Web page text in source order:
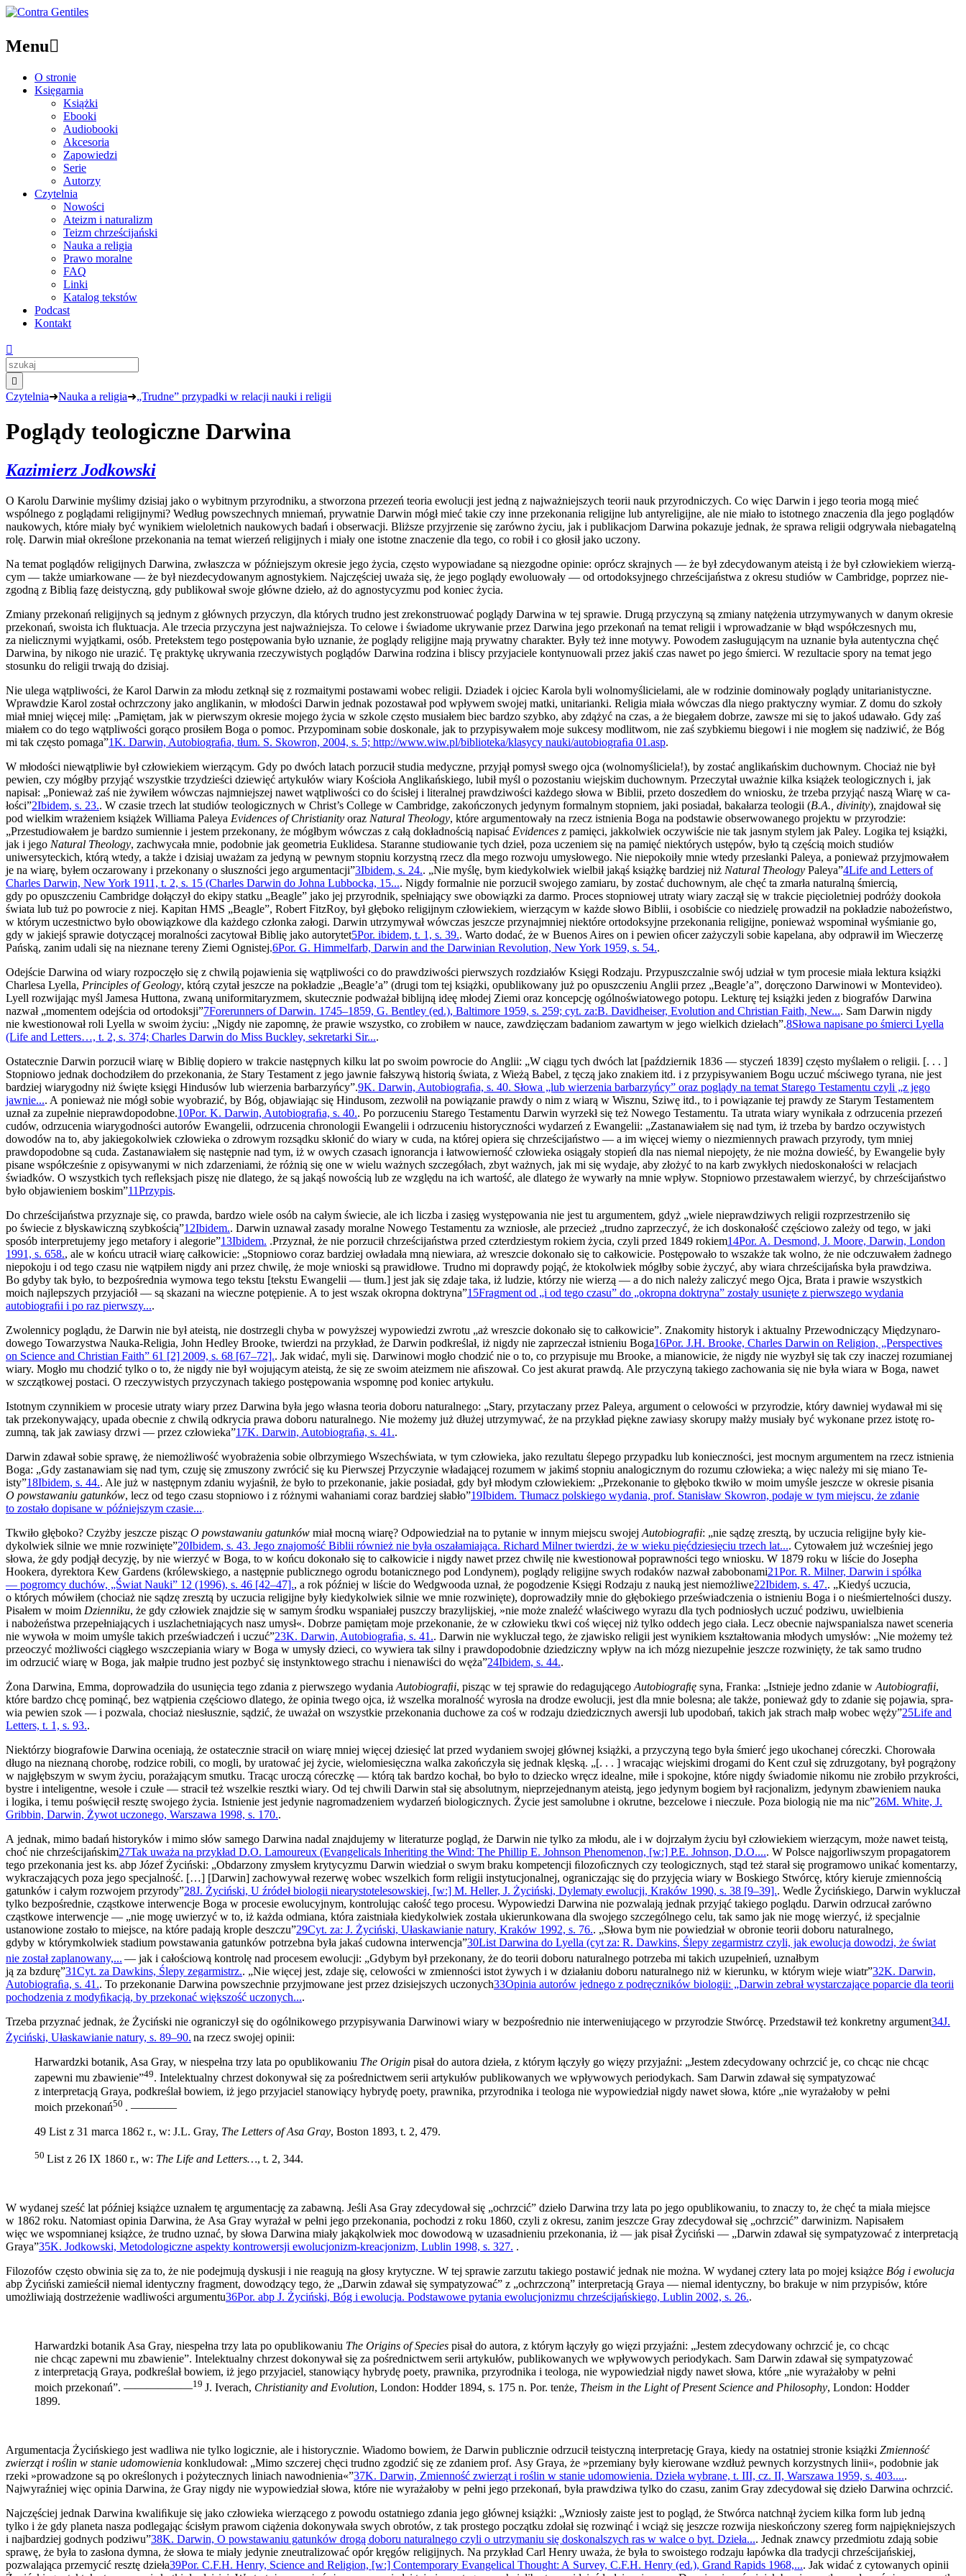
Menu
O stronie
Księgarnia
Książki
Ebooki
Audiobooki
Akcesoria
Zapowiedzi
Serie
Autorzy
Czytelnia
Nowości
Ateizm i naturalizm
Teizm chrześcijański
Nauka a religia
Prawo moralne
FAQ
Linki
Katalog tekstów
Podcast
Kontakt


Czytelnia➜Nauka a religia➜„Trudne” przypadki w relacji nauki i religii
Poglądy teologiczne Darwina
Kazimierz Jodkowski
O Karolu Darwinie myślimy dzisiaj jako o wybitnym przyrodniku, a stworzona przezeń teoria ewolucji jest jedną z najważniejszych teo­rii nauk przyrodniczych. Co więc Darwin i jego teoria mogą mieć
wspólnego z poglądami religijnymi? Według powszechnych mniemań, prywatnie Darwin mógł mieć takie czy inne przekonania religijne lub antyreligijne, ale nie miało to istotnego znaczenia dla jego poglądów
naukowych, które miały być wynikiem wieloletnich naukowych badań i obserwacji. Bliższe przyjrzenie się zarówno życiu, jak i publikacjom Darwina pokazuje jednak, że sprawa religii odgrywała niebagatelną
rolę. Darwin miał określone przekonania na temat wierzeń religijnych i miały one istotne znaczenie dla tego, co robił i co głosił jako uczony.
Na temat poglądów religijnych Darwina, zwłaszcza w późniejszym okresie jego życia, często wypowiadane są niezgodne opinie: oprócz skrajnych — że był zdecydowanym ateistą i że był człowiekiem wierzą­
cym — także umiarkowane — że był niezdecydowanym agnostykiem. Najczęściej uważa się, że jego poglądy ewoluowały — od ortodoksyj­nego chrześcijaństwa z okresu studiów w Cambridge, poprzez nie­
zgodną z Biblią fazę deistyczną, gdy publikował swoje główne dzieło, aż do agnostycyzmu pod koniec życia.
Zmiany przekonań religijnych są jednym z głównych przyczyn, dla których trudno jest zrekonstruować poglądy Darwina w tej sprawie. Drugą przyczyną są zmiany natężenia utrzymywanych w danym okre­sie
przekonań, swoista ich ﬂuktuacja. Ale trzecia przyczyna jest naj­ważniejsza. To celowe i świadome ukrywanie przez Darwina jego przekonań na temat religii i wprowadzanie w błąd współczesnych mu,
za nielicznymi wyjątkami, osób. Pretekstem tego postępowania było uznanie, że poglądy religijne mają prywatny charakter. Były też inne motywy. Powodem zasługującym na uznanie była autentyczna chęć
Darwina, by nikogo nie urazić. Tę praktykę ukrywania rzeczywistych poglądów Darwina rodzina i bliscy przyjaciele kontynuowali przez jakiś czas nawet po jego śmierci. W rezultacie spory na temat jego
stosunku do religii trwają do dzisiaj.
Nie ulega wątpliwości, że Karol Darwin za młodu zetknął się z roz­maitymi postawami wobec religii. Dziadek i ojciec Karola byli wolno­myślicielami, ale w rodzinie dominowały poglądy unitarianistyczne.
Wprawdzie Karol został ochrzczony jako anglikanin, w młodości Dar­win jednak pozostawał pod wpływem swojej matki, unitarianki. Reli­gia miała wówczas dla niego praktyczny wymiar. Z domu do szkoły
miał mniej więcej milę: „Pamiętam, jak w pierwszym okresie mojego życia w szkole często musiałem biec bardzo szybko, aby zdążyć na czas, a że biegałem dobrze, zawsze mi się to jakoś udawało. Gdy zaś
miałem co do tego wątpliwości gorąco prosiłem Boga o pomoc. Przypominam sobie doskonale, jak to przypisywałem moje sukcesy modlitwom, nie zaś szybkiemu biegowi i nie mogłem się nadziwić, że Bóg
mi tak często pomaga”1K. Darwin, Autobiograﬁa, tłum. S. Skowron, 2004, s. 5; http://www.wiw.pl/biblioteka/klasycy nauki/autobiograﬁa 01.asp.
W młodości niewątpliwie był człowiekiem wierzącym. Gdy po dwóch latach porzucił studia medyczne, przyjął pomysł swego ojca (wolnomyśliciela!), by zostać anglikańskim duchownym. Chociaż nie był
pewien, czy mógłby przyjąć wszystkie trzydzieści dziewięć artyku­łów wiary Kościoła Anglikańskiego, lubił myśl o pozostaniu wiejskim duchownym. Przeczytał uważnie kilka książek teologicznych i, jak
napisał: „Ponieważ zaś nie żywiłem wówczas najmniejszej nawet wąt­pliwości co do ścisłej i literalnej prawdziwości każdego słowa w Biblii, przeto doszedłem do wniosku, że trzeba przyjąć naszą Wiarę w ca­
łości”2Ibidem, s. 23.. W czasie trzech lat studiów teologicznych w Christ’s College w Cambridge, zakończonych jedynym formalnym stopniem, jaki po­siadał, bakałarza teologii (B.A., divinity), znajdował się
pod wielkim wrażeniem książek Williama Paleya Evidences of Christianity oraz Na­tural Theology, które argumentowały na rzecz istnienia Boga na pod­stawie obserwowanego projektu w przyrodzie:
„Przestudiowałem je bardzo sumiennie i jestem przekonany, że mógłbym wówczas z całą dokładnością napisać Evidences z pamięci, jakkolwiek oczywiście nie tak jasnym stylem jak Paley. Logika tej książki,
jak i jego Natural Theology, zachwycała mnie, podobnie jak geometria Euklidesa. Sta­ranne studiowanie tych dzieł, poza uczeniem się na pamięć niektórych ustępów, było tą częścią moich studiów
uniwersyteckich, którą wtedy, a także i dzisiaj uważam za jedyną w pewnym stopniu korzystną rzecz dla mego rozwoju umysłowego. Nie niepokoiły mnie wtedy przesłanki Paleya, a ponieważ przyjmowałem
je na wiarę, byłem ocza­rowany i przekonany o słuszności jego argumentacji”3Ibidem, s. 24.. „Nie myślę, bym kiedykolwiek wielbił jakąś książkę bardziej niż Natural Theology Paleya”4Life and Letters of
Charles Darwin, New York 1911, t. 2, s. 15 (Charles Darwin do Johna Lubbocka, 15.... Nigdy formalnie nie porzucił swojego zamiaru, by zostać duchownym, ale chęć ta zmarła naturalną śmiercią,
gdy po opuszcze­niu Cambridge dołączył do ekipy statku „Beagle” jako jej przyrodnik, spełniający swe obowiązki za darmo. Proces stopniowej utraty wiary zaczął się w trakcie pięcioletniej podróży dookoła
świata lub tuż po powrocie z niej. Kapitan HMS „Beagle”, Robert FitzRoy, był głęboko religijnym człowiekiem, wierzącym w każde słowo Biblii, i osobiście co niedzielę prowadził na pokładzie nabożeństwo,
w którym uczestnic­two było obowiązkowe dla każdego członka załogi. Darwin utrzymy­wał wówczas jeszcze przynajmniej niektóre ortodoksyjne przekonania religijne, ponieważ wspominał wyśmianie go,
gdy w jakiejś sprawie dotyczącej moralności zacytował Biblię jako autorytet5Por. ibidem, t. 1, s. 39.. Warto dodać, że w Buenos Aires on i pewien oﬁcer zażyczyli sobie kapelana, aby odprawił im Wieczerzę
Pańską, zanim udali się na nieznane tereny Ziemi Ognistej.6Por. G. Himmelfarb, Darwin and the Darwinian Revolution, New York 1959, s. 54..
Odejście Darwina od wiary rozpoczęło się z chwilą pojawienia się wątpliwości co do prawdziwości pierwszych rozdziałów Księgi Ro­dzaju. Przypuszczalnie swój udział w tym procesie miała lektura książki
Charlesa Lyella, Principles of Geology, którą czytał jeszcze na po­kładzie „Beagle’a” (drugi tom tej książki, opublikowany już po opusz­czeniu Anglii przez „Beagle’a”, doręczono Darwinowi w Montevideo).
Lyell rozwijając myśl Jamesa Huttona, zwaną uniformitaryzmem, sku­tecznie podważał biblijną ideę młodej Ziemi oraz koncepcję ogólno­światowego potopu. Lekturę tej książki jeden z biografów Darwina
nazwał „momentem odejścia od ortodoksji”7Forerunners of Darwin. 1745–1859, G. Bentley (ed.), Baltimore 1959, s. 259; cyt. za:B. Davidheiser, Evolution and Christian Faith, New.... Sam Darwin nigdy
nie kwestionował roli Lyella w swoim życiu: „Nigdy nie zapomnę, że prawie wszystko, co zrobiłem w nauce, zawdzięczam badaniom za­wartym w jego wielkich dziełach”.8Słowa napisane po śmierci Lyella
(Life and Letters…, t. 2, s. 374; Charles Darwin do Miss Buckley, sekretarki Sir....
Ostatecznie Darwin porzucił wiarę w Biblię dopiero w trakcie na­stępnych kilku lat po swoim powrocie do Anglii: „W ciągu tych dwóch lat [październik 1836 — styczeń 1839] często myślałem o religii. [. . . ]
Stopniowo jednak dochodziłem do przekonania, że Stary Testament z jego jawnie fałszywą historią świata, z Wieżą Babel, z tęczą jako znakiem itd. i z przypisywaniem Bogu uczuć mściwego tyrana, nie jest
bardziej wiarygodny niż święte księgi Hindusów lub wierzenia barbarzyńcy”.9K. Darwin, Autobiograﬁa, s. 40. Słowa „lub wierzenia barbarzyńcy” oraz poglądy na temat Starego Testamentu czyli „z jego
jawnie.... A ponieważ nie mógł sobie wyobrazić, by Bóg, obja­wiając się Hindusom, zezwolił na powiązanie prawdy o nim z wiarą w Wisznu, Sziwę itd., to i powiązanie tej prawdy ze Starym Testamen­tem
uznał za zupełnie nieprawdopodobne.10Por. K. Darwin, Autobiograﬁa, s. 40.. Po porzuceniu Starego Testamentu Darwin wyrzekł się też Nowego Testamentu. Ta utrata wiary wynikała z odrzucenia przezeń
cudów, odrzucenia wiarygodno­ści autorów Ewangelii, odrzucenia chronologii Ewangelii i odrzuceniu historyczności wydarzeń z Ewangelii: „Zastanawiałem się nad tym, iż trzeba by bardzo oczywistych
dowodów na to, aby jakiegokolwiek człowieka o zdrowym rozsądku skłonić do wiary w cuda, na której opiera się chrześcijaństwo — a im więcej wiemy o niezmiennych pra­wach przyrody, tym mniej
prawdopodobne są cuda. Zastanawiałem się następnie nad tym, iż w owych czasach ignorancja i łatwowierność człowieka osiągały stopień dla nas niemal niepojęty, że nie można do­wieść, by Ewangelie były
pisane współcześnie z opisywanymi w nich zdarzeniami, że różnią się one w wielu ważnych szczegółach, zbyt ważnych, jak mi się wydaje, aby złożyć to na karb zwykłych niedosko­nałości w relacjach
świadków. O wszystkich tych reﬂeksjach piszę nie dlatego, że są jakąś nowością lub ze względu na ich wartość, ale dla­tego że wywarły na mnie wpływ. Stopniowo przestawałem wierzyć, by chrześcijaństwo
było objawieniem boskim”11Przypis.
Do chrześcijaństwa przyznaje się, co prawda, bardzo wiele osób na całym świecie, ale ich liczba i zasięg występowania nie jest tu ar­gumentem, gdyż „wiele nieprawdziwych religii rozprzestrzeniło się
po świecie z błyskawiczną szybkością”12Ibidem.. Darwin uznawał zasady moralne Nowego Testamentu za wzniosłe, ale przecież „trudno za­przeczyć, że ich doskonałość częściowo zależy od tego, w jaki
sposób interpretujemy jego metafory i alegorie”13Ibidem. .Przyznał, że nie porzucił chrześcijaństwa przed czterdziestym rokiem życia, czyli przed 1849 rokiem14Por. A. Desmond, J. Moore, Darwin, London
1991, s. 658., ale w końcu utracił wiarę całkowicie: „Stopniowo coraz bar­dziej owładała mną niewiara, aż wreszcie dokonało się to całkowicie. Postępowało to wszakże tak wolno, że nie odczuwałem żadnego
nie­pokoju i od tego czasu nie wątpiłem nigdy ani przez chwilę, że moje wnioski są prawidłowe. Trudno mi doprawdy pojąć, że ktokolwiek mógłby sobie życzyć, aby wiara chrześcijańska była prawdziwa.
Bo gdyby tak było, to bezpośrednia wymowa tego tekstu [tekstu Ewan­gelii — tłum.] jest jak się zdaje taka, iż ludzie, którzy nie wierzą — a do nich należy zaliczyć mego Ojca, Brata i prawie wszystkich
moich najlepszych przyjaciół — są skazani na wieczne potępienie. A to jest wszak okropna doktryna”15Fragment od „i od tego czasu” do „okropna doktryna” zostały usunięte z pierwszego wydania
autobiograﬁi i po raz pierwszy....
Zwolennicy poglądu, że Darwin nie był ateistą, nie dostrzegli chyba w powyższej wypowiedzi zwrotu „aż wreszcie dokonało się to całko­wicie”. Znakomity historyk i aktualny Przewodniczący Międzynaro­
dowego Towarzystwa Nauka-Religia, John Hedley Brooke, twierdzi na przykład, że Darwin podkreślał, iż nigdy nie zaprzeczał istnieniu Boga16Por. J.H. Brooke, Charles Darwin on Religion, „Perspectives
on Science and Christian Faith” 61 [2] 2009, s. 68 [67–72].. Jak widać, myli się. Darwinowi mogło chodzić nie o to, co przypisuje mu Brooke, a mianowicie, że nigdy nie wyzbył się tak czy inaczej rozumianej
wiary. Mogło mu chodzić tylko o to, że nigdy nie był wojującym ateistą, że się ze swoim ateizmem nie aﬁszował. Co jest akurat prawdą. Ale przyczyną takiego zachowania się nie była wiara w Boga, nawet
w szczątkowej postaci. O rzeczywistych przyczynach takiego postępowania wspomnę pod koniec artykułu.
Istotnym czynnikiem w procesie utraty wiary przez Darwina była jego własna teoria doboru naturalnego: „Stary, przytaczany przez Pa­leya, argument o celowości w przyrodzie, który dawniej wydawał mi się
tak przekonywający, upada obecnie z chwilą odkrycia prawa do­boru naturalnego. Nie możemy już dłużej utrzymywać, że na przykład piękne zawiasy skorupy małży musiały być wykonane przez istotę ro­
zumną, tak jak zawiasy drzwi — przez człowieka”17K. Darwin, Autobiograﬁa, s. 41..
Darwin zdawał sobie sprawę, że niemożliwość wyobrażenia sobie olbrzymiego Wszechświata, w tym człowieka, jako rezultatu ślepego przypadku lub konieczności, jest mocnym argumentem na rzecz istnie­nia
Boga: „Gdy zastanawiam się nad tym, czuję się zmuszony zwró­cić się ku Pierwszej Przyczynie władającej rozumem w jakimś stopniu analogicznym do rozumu człowieka; a więc należy mi się miano Te­
isty”18Ibidem, s. 44.. Ale już w następnym zdaniu wyjaśnił, że było to przekonanie, jakie posiadał, gdy był młodym człowiekiem: „Przekonanie to głę­boko tkwiło w moim umyśle jeszcze w okresie pisania
O powstawaniu gatunków, lecz od tego czasu stopniowo i z różnymi wahaniami coraz bardziej słabło”19Ibidem. Tłumacz polskiego wydania, prof. Stanisław Skowron, podaje w tym miejscu, że zdanie
to zostało dopisane w późniejszym czasie...
Tkwiło głęboko? Czyżby jeszcze pisząc O powstawaniu gatunków miał mocną wiarę? Odpowiedział na to pytanie w innym miejscu swojej Autobiograﬁi: „nie sądzę zresztą, by uczucia religijne były kie­
dykolwiek silnie we mnie rozwinięte”20Ibidem, s. 43. Jego znajomość Biblii również nie była oszałamiająca. Richard Milner twierdzi, że w wieku pięćdziesięciu trzech lat.... Cytowałem już wcześniej jego
słowa, że gdy podjął decyzję, by nie wierzyć w Boga, to w końcu dokonało się to całkowicie i nigdy nawet przez chwilę nie kwestio­nował poprawności tego wniosku. W 1879 roku w liście do Josepha
Hookera, dyrektora Kew Gardens (królewskiego, a następnie publicz­nego ogrodu botanicznego pod Londynem), poglądy religijne swych rodaków nazwał zabobonami21Por. R. Milner, Darwin i spółka
— pogromcy duchów, „Świat Nauki” 12 (1996), s. 46 [42–47]., a rok później w liście do Wedgwooda uznał, że pogodzenie Księgi Rodzaju z nauką jest niemożliwe22Ibidem, s. 47.. „Kie­dyś uczucia,
o których mówiłem (chociaż nie sądzę zresztą by uczucia religijne były kiedykolwiek silnie we mnie rozwinięte), doprowadziły mnie do głębokiego przeświadczenia o istnieniu Boga i o nieśmiertel­ności duszy.
Pisałem w moim Dzienniku, że gdy człowiek znajdzie się w samym środku wspaniałej puszczy brazylijskiej, »nie może znaleźć właściwego wyrazu dla tych podniosłych uczuć podziwu, uwielbie­nia
i nabożeństwa przepełniających i uszlachetniających nasz umysł«. Dobrze pamiętam moje przekonanie, że w człowieku tkwi coś więcej niż tylko oddech jego ciała. Lecz obecnie najwspanialsza nawet sce­neria
nie wywoła w moim umyśle takich przeświadczeń i uczuć”23K. Darwin, Autobiograﬁa, s. 41.. Darwin nie wykluczał tego, że zjawisko religii jest wynikiem kształ­towania młodych umysłów: „Nie możemy też
przeoczyć możliwości ciągłego wszczepiania wiary w Boga w umysły dzieci, co wywiera tak silny i prawdopodobnie dziedziczny wpływ na ich mózg niezupełnie jeszcze rozwinięty, że tak samo trudno
im odrzucić wiarę w Boga, jak małpie trudno jest pozbyć się instynktowego strachu i nienawiści do węża”24Ibidem, s. 44..
Żona Darwina, Emma, doprowadziła do usunięcia tego zdania z pierwszego wydania Autobiograﬁi, pisząc w tej sprawie do redagują­cego Autobiograﬁę syna, Franka: „Istnieje jedno zdanie w Autobiograﬁi,
które bardzo chcę pominąć, bez wątpienia częściowo dlatego, że opi­nia twego ojca, iż wszelka moralność wyrosła na drodze ewolucji, jest dla mnie bolesna; ale także, ponieważ gdy to zdanie się pojawia, spra­
wia pewien szok — i pozwala, chociaż niesłusznie, sądzić, że uważał on wszystkie przekonania duchowe za coś w rodzaju dziedzicznych awersji lub upodobań, takich jak strach małp wobec węży”25Life and
Letters, t. 1, s. 93..
Niektórzy biografowie Darwina oceniają, że ostatecznie stracił on wiarę mniej więcej dziesięć lat przed wydaniem swojej głównej książki, a przyczyną tego była śmierć jego ukochanej córeczki. Chorowała
długo na nieznaną chorobę, rodzice robili, co mogli, by uratować jej życie, wielomiesięczna walka zakończyła się jednak klęską. „[. . . ] wra­cając wiejskimi drogami do Kent czuł się zdruzgotany, był pogrążony
w najgłębszym w swym życiu, porażającym smutku. Tracąc uroczą córeczkę — którą tak bardzo kochał, bo było to dziecko wręcz idealne, miłe i spokojne, które nigdy świadomie nikomu nie zrobiło przykro­ści,
bystre i inteligentne, wesołe i czułe — stracił też wszelkie resztki wiary. Od tej chwili Darwin stał się absolutnym, nieprzejednanym ateistą, jego jedynym bogiem był racjonalizm, jedynym zbawieniem nauka
i logika, i temu poświęcił resztę swojego życia. Istnienie jest jedynie nagromadzeniem wydarzeń biologicznych. Życie jest samo­lubne i okrutne, bezcelowe i nieczułe. Poza biologią nie ma nic”26M. White, J.
Gribbin, Darwin, Żywot uczonego, Warszawa 1998, s. 170..
A jednak, mimo badań historyków i mimo słów samego Darwina nadal znajdujemy w literaturze pogląd, że Darwin nie tylko za młodu, ale i w dojrzałym życiu był człowiekiem wierzącym, może nawet te­istą,
choć nie chrześcijańskim27Tak uważa na przykład D.O. Lamoureux (Evangelicals Inheriting the Wind: The Phillip E. Johnson Phenomenon, [w:] P.E. Johnson, D.O..... W Polsce najgorliwszym propagato­rem
tego przekonania jest ks. abp Józef Życiński: „Obdarzony zmy­słem krytycyzmu Darwin wiedział o swym braku kompetencji ﬁlo­zoﬁcznych czy teologicznych, stąd też starał się programowo unikać komentarzy,
wykraczających poza jego specjalność. […] [Darwin] zachowywał rezerwę wobec wszelkich form religii instytucjonalnej, ograniczając się do przyjęcia wiary w Boskiego Stwórcę, który kie­ruje zmiennością
gatunków i całym rozwojem przyrody”28J. Życiński, U źródeł biologii niearystotelesowskiej, [w:] M. Heller, J. Życiński, Dylematy ewolucji, Kraków 1990, s. 38 [9–39].. Wedle Życińskiego, Darwin wykluczał
tylko bezpośrednie, cząstkowe inter­wencje Boga w procesie ewolucyjnym, kontrolując całość tego procesu. Wypowiedzi Darwina nie pozwalają jednak przyjąć takiego poglądu. Darwin odrzucał zarówno
cząstkowe interwencje — „nie mogę uwie­rzyć w to, iż każda odmiana, która zaistniała kiedykolwiek została ukierunkowana dla swojego szczególnego celu, tak samo jak nie mogę wierzyć, iż specjalnie
ustanowione zostało to miejsce, na które padają krople deszczu”29Cyt. za: J. Życiński, Ułaskawianie natury, Kraków 1992, s. 76.. „Słowa bym nie powiedział w obronie teorii doboru naturalnego,
gdyby w którymkolwiek stadium powstawania gatun­ków potrzebna była jakaś cudowna interwencja”30List Darwina do Lyella (cyt za: R. Dawkins, Ślepy zegarmistrz czyli, jak ewolucja dowodzi, że świat
nie został zaplanowany,... — jak i całościową kontrolę nad procesem ewolucji: „Gdybym był przekonany, że do teo­rii doboru naturalnego potrzeba mi takich uzupełnień, uznałbym
ją za bzdurę”31Cyt. za Dawkins, Ślepy zegarmistrz.. „Nie więcej jest, zdaje się, celowości w zmienności istot żywych i w działaniu doboru naturalnego niż w kierunku, w którym wieje wiatr”32K. Darwin,
Autobiograﬁa, s. 41.. To przekonanie Darwina powszechnie przyjmowane jest przez dzisiejszych uczonych33Opinia autorów jednego z podręczników biologii: „Darwin zebrał wystarczające poparcie dla teorii
pochodzenia z modyﬁkacją, by przekonać większość uczonych....
Trzeba przyznać jednak, że Życiński nie ograniczył się do ogólni­kowego przypisywania Darwinowi wiary w bezpośrednio nie inter­weniującego w przyrodzie Stwórcę. Przedstawił też konkretny argu­ment34J.
Życiński, Ułaskawianie natury, s. 89–90. na rzecz swojej opinii:
Harwardzki botanik, Asa Gray, w niespełna trzy lata po opu­blikowaniu The Origin pisał do autora dzieła, z którym łączyły go więzy przyjaźni: „Jestem zdecydowany ochrzcić je, co chcąc nie chcąc
zapewni mu zbawienie”49. Intelektualny chrzest doko­nywał się za pośrednictwem serii artykułów publikowanych we wpływowych periodykach. Sam Darwin zdawał się sympatyzo­wać
z interpretacją Graya, podkreślał bowiem, iż jego przyjaciel stanowiący hybrydę poety, prawnika, przyrodnika i teologa nie wypowiedział nigdy nawet słowa, które „nie wyrażałoby w pełni
moich przekonań50 . ————­
49 List z 31 marca 1862 r., w: J.L. Gray, The Letters of Asa Gray, Boston 1893, t. 2, 479.
50 List z 26 IX 1860 r., w: The Life and Letters…, t. 2, 344.
W wydanej sześć lat później książce uznałem tę argumentację za zabawną. Jeśli Asa Gray zdecydował się „ochrzcić” dzieło Darwina trzy lata po jego opublikowaniu, to znaczy to, że chęć ta miała miej­sce
w 1862 roku. Natomiast opinia Darwina, że Asa Gray wyrażał w pełni jego przekonania, pochodzi z roku 1860, czyli z okresu, zanim jeszcze Gray zdecydował się „ochrzcić” darwinizm. Napisałem
więc we wspomnianej książce, że trudno uznać, by słowa Darwina miały jakąkolwiek moc dowodową w uzasadnieniu przekonania, iż — jak pisał Życiński — „Darwin zdawał się sympatyzować z interpretacją
Graya”35K. Jodkowski, Metodologiczne aspekty kontrowersji ewolucjonizm-kreacjonizm, Lublin 1998, s. 327. .
Filozofów często obwinia się za to, że nie podejmują dyskusji i nie reagują na głosy krytyczne. W tej sprawie zarzutu takiego postawić jednak nie można. W wydanej cztery lata po mojej książce Bóg i ewo­lucja
abp Życiński zamieścił niemal identyczny fragment, dowodzący tego, że „Darwin zdawał się sympatyzować” z „ochrzczoną” interpre­tacją Graya — niemal identyczny, bo brakuje w nim przypisów, które
umożliwiają dostrzeżenie wadliwości argumentu36Por. abp J. Życiński, Bóg i ewolucja. Podstawowe pytania ewolucjonizmu chrześcijań­skiego, Lublin 2002, s. 26..
Harwardzki botanik Asa Gray, niespełna trzy lata po opubliko­waniu The Origins of Species pisał do autora, z którym łączyły go więzi przyjaźni: „Jestem zdecydowany ochrzcić je, co chcąc
nie chcąc zapewni mu zbawienie”. Intelektualny chrzest doko­nywał się za pośrednictwem serii artykułów, publikowanych we wpływowych periodykach. Sam Darwin zdawał się sympatyzo­wać
z interpretacją Graya, podkreślał bowiem, iż jego przyjaciel, stanowiący hybrydę poety, prawnika, przyrodnika i teologa, nie wypowiedział nigdy nawet słowa, które „nie wyrażałoby w pełni
moich przekonań”. ——————­19 J. Iverach, Christianity and Evolution, London: Hodder 1894, s. 175 n. Por. tenże, Theism in the Light of Present Science and Philosophy, London: Hodder
1899.
Argumentacja Życińskiego jest wadliwa nie tylko logicznie, ale i hi­storycznie. Wiadomo bowiem, że Darwin publicznie odrzucił teisty­czną interpretację Graya, kiedy na ostatniej stronie książki Zmienność
zwierząt i roślin w stanie udomowienia konkludował: „Mimo szczerej chęci trudno zgodzić się ze zdaniem prof. Asy Graya, że »prze­miany były kierowane wzdłuż pewnych korzystnych linii«, podobnie jak
rzeki »prowadzone są po określonych i pożytecznych liniach na­wodnienia«”37K. Darwin, Zmienność zwierząt i roślin w stanie udomowienia. Dzieła wybrane, t. III, cz. II, Warszawa 1959, s. 403.....
Najwyraźniej więc opinia Darwina, że Gray nigdy nie wypowiedział słowa, które nie wyrażałoby w pełni jego przekonań, była prawdziwa tylko do czasu, zanim Gray zdecydował się dzieło Darwina ochrzcić.
Najczęściej jednak Darwina kwaliﬁkuje się jako człowieka wierzą­cego z powodu ostatniego zdania jego głównej książki: „Wzniosły zaiste jest to pogląd, że Stwórca natchnął życiem kilka form lub jedną
tylko i że gdy planeta nasza podlegając ścisłym prawom ciążenia do­konywała swych obrotów, z tak prostego początku zdołał się rozwi­nąć i wciąż się jeszcze rozwija nieskończony szereg form najpiękniej­szych
i najbardziej godnych podziwu”38K. Darwin, O powstawaniu gatunków drogą doboru naturalnego czyli o utrzymaniu się doskonalszych ras w walce o byt. Dzieła.... Jednak znawcy przedmiotu zdają sobie
sprawę, że była to zasłona dymna, że słowa te miały jedy­nie zneutralizować opór kręgów religijnych. Na przykład Carl Henry uważa, że była to swoistego rodzaju łapówka dla tradycji chrześcijań­skiej,
pozwalająca przemycić resztę dzieła39Por. C.F.H. Henry, Science and Religion, [w:] Contemporary Evangelical Thought: A Su­rvey, C.F.H. Henry (ed.), Grand Rapids 1968,.... Jak widać z cytowanych opinii